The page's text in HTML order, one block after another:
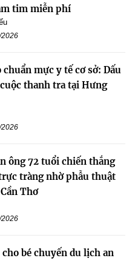
tim miễn phí
2026
chuẩn mực y tế cơ sở: Dấu
thanh tra tại Hưng
2026
ông 72 tuổi chiến thắng
tràng nhờ phẫu thuật
Thơ
2026
cho bé chuyến du lịch an